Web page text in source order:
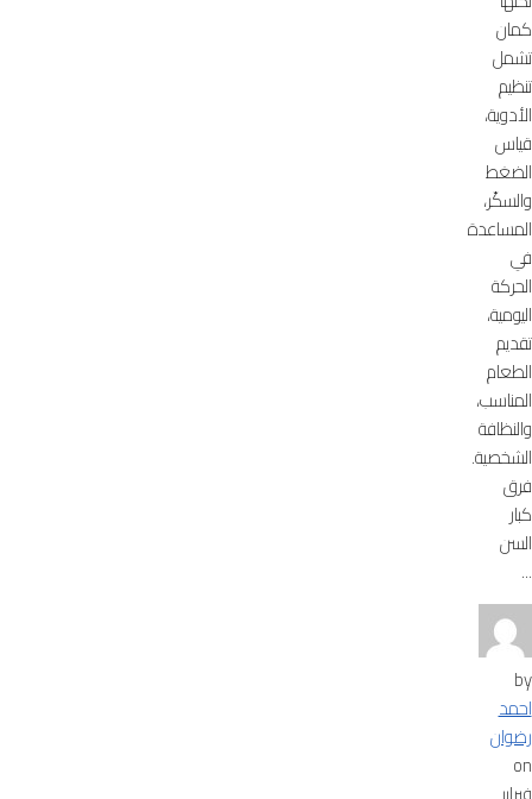
كمان
تشمل
تنظيم
الأدوية،
قياس
الضغط
والسكّر،
المساعدة
في
الحركة
اليومية،
تقديم
الطعام
المناسب،
والنظافة
الشخصية.
فرق
كبار
السن
...
by
احمد
رضوان
on